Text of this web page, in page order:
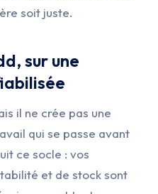
soit juste.
sur une
il ne crée pas une
qui se passe avant
ce socle : vos
et de stock sont